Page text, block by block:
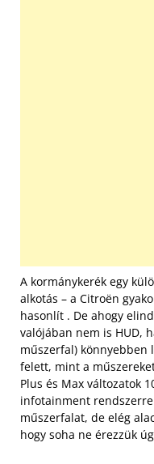
A kormánykerék egy
alkotás – a Citroën
hasonlít . De ahogy
valójában nem is HUD,
műszerfal) könnyebben
felett, mint a
Plus és Max változatok
infotainment
műszerfalat, de elég
hogy soha ne érezzük